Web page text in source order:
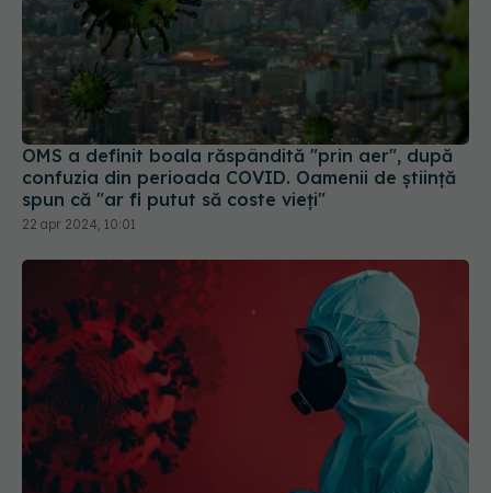
OMS a definit boala răspândită "prin aer", după
confuzia din perioada COVID. Oamenii de știință
spun că "ar fi putut să coste vieți"
22 apr 2024, 10:01
Noua tulpină COVID determină creșteri ale
spitalizărilor. Se recomandă vaccinarea și